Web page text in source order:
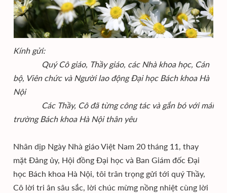
Kính gửi:
Quý Cô giáo, Thầy giáo, các Nhà khoa học, Cán
bộ, Viên chức và Người lao động Đại học Bách khoa Hà
Nội
Các Thầy, Cô đã từng công tác và gắn bó với mái
trường Bách khoa Hà Nội thân yêu
Nhân dịp Ngày Nhà giáo Việt Nam 20 tháng 11, thay
mặt Đảng ủy, Hội đồng Đại học và Ban Giám đốc Đại
học Bách khoa Hà Nội, tôi trân trọng gửi tới quý Thầy,
Cô lời tri ân sâu sắc, lời chúc mừng nồng nhiệt cùng lời